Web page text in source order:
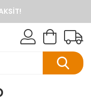
BEDAVA
SITESI